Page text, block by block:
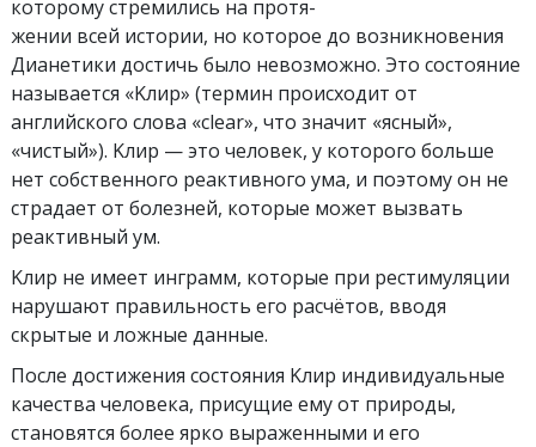
которому стремились на протя-
жении всей истории, но которое до возникновения
Дианетики достичь было невозможно. Это состояние
называется «Kлир» (термин происходит от
английского слова «clear», что значит «ясный»,
«чистый»). Kлир — это человек, у которого больше
нет собственного реактивного ума, и поэтому он не
страдает от болезней, которые может вызвать
реактивный ум.
Kлир не имеет инграмм, которые при рестимуляции
нарушают правильность его расчётов, вводя
скрытые и ложные данные.
После достижения состояния Kлир индивидуальные
качества человека, присущие ему от природы,
становятся более ярко выраженными и его